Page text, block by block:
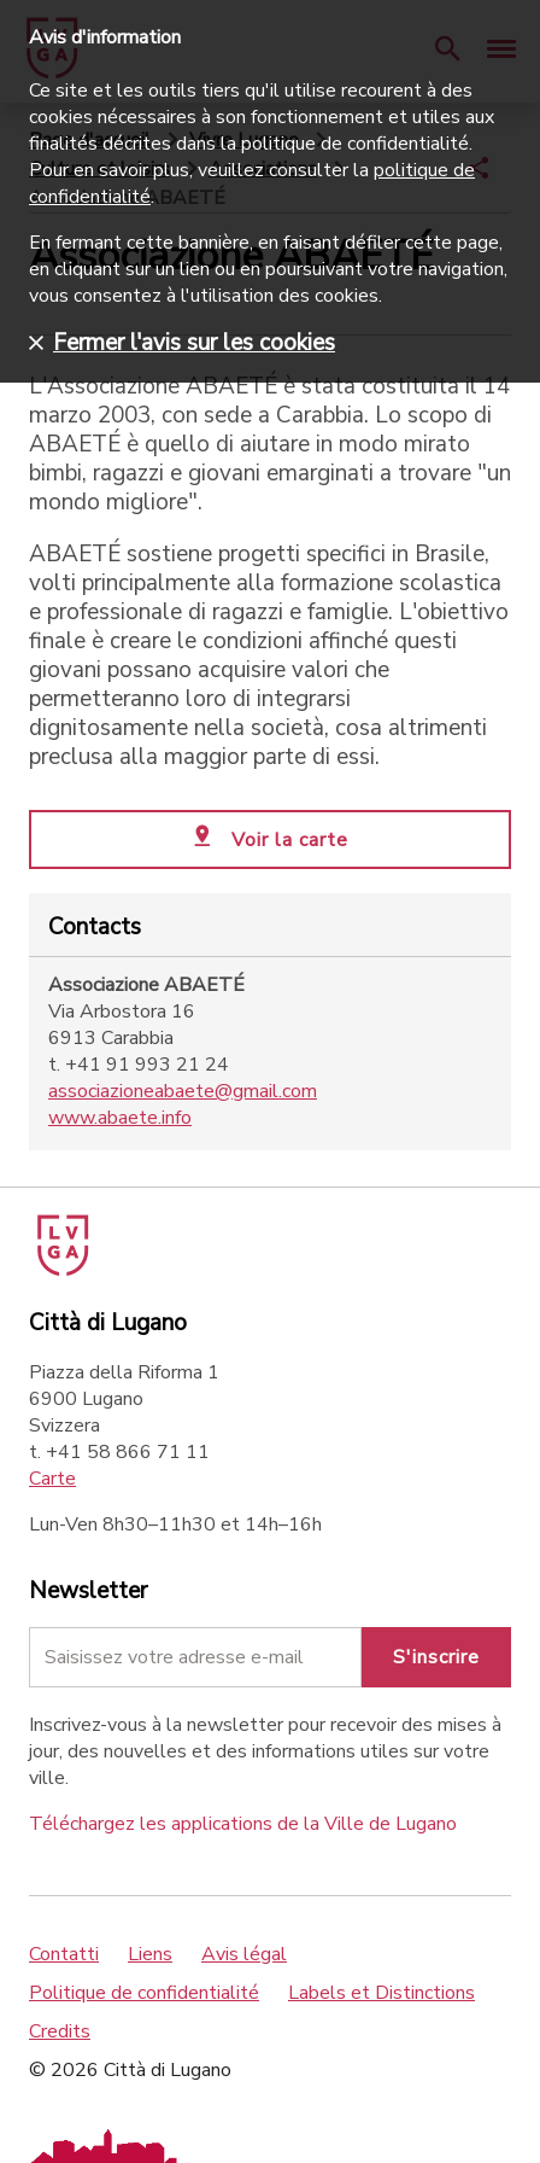
Page d'accueil
Vivre Lugano
Culture et loisirs
Associations
Associazione ABAETÉ
Associazione ABAETÉ
L'Associazione ABAETÉ è stata costituita il 14
marzo 2003, con sede a Carabbia. Lo scopo di
ABAETÉ è quello di aiutare in modo mirato
bimbi, ragazzi e giovani emarginati a trovare "un
mondo migliore".
ABAETÉ sostiene progetti specifici in Brasile,
volti principalmente alla formazione scolastica
e professionale di ragazzi e famiglie. L'obiettivo
finale è creare le condizioni affinché questi
giovani possano acquisire valori che
permetteranno loro di integrarsi
dignitosamente nella società, cosa altrimenti
preclusa alla maggior parte di essi.
Voir la carte
Contacts
Associazione ABAETÉ
Via Arbostora 16
6913 Carabbia
t. +41 91 993 21 24
associazioneabaete@gmail.com
www.abaete.info
Città di Lugano
Piazza della Riforma 1
6900 Lugano
Svizzera
t. +41 58 866 71 11
Carte
Lun-Ven 8h30–11h30 et 14h–16h
Newsletter
S'inscrire
Inscrivez-vous à la newsletter pour recevoir des mises à
jour, des nouvelles et des informations utiles sur votre
ville.
Téléchargez les applications de la Ville de Lugano
Contatti Liens
Avis légal
Politique de confidentialité
Labels et Distinctions
Credits
© 2026 Città di Lugano
Avis d'information
Ce site et les outils tiers qu'il utilise recourent à des
cookies nécessaires à son fonctionnement et utiles aux
finalités décrites dans la politique de confidentialité.
Pour en savoir plus, veuillez consulter la politique de
confidentialité.
En fermant cette bannière, en faisant défiler cette page,
en cliquant sur un lien ou en poursuivant votre navigation,
vous consentez à l'utilisation des cookies.
Fermer l'avis sur les cookies